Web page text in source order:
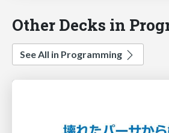
Other Decks in
See All in Programming